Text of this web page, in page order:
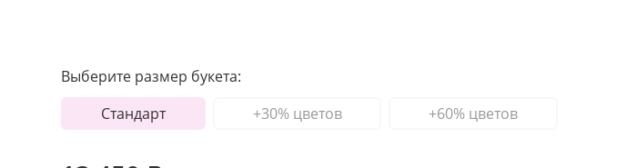
Выберите размер букета:
Стандарт
+30% цветов +60% цветов